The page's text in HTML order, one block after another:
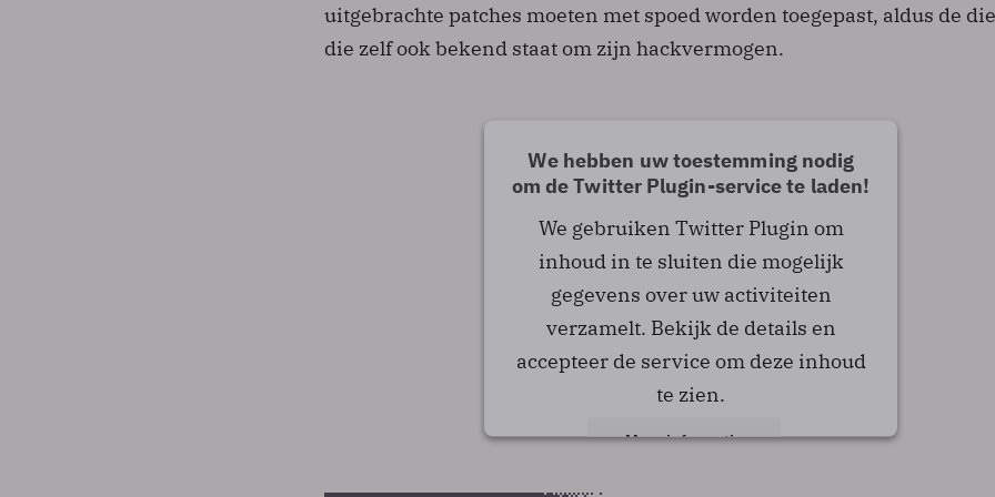
uitgebrachte patches moeten met spoed worden toegepast, aldus de
die zelf ook bekend staat om zijn hackvermogen.
We hebben uw toestemming nodig
om de Twitter Plugin-service te laden!
We gebruiken Twitter Plugin om
inhoud in te sluiten die mogelijk
gegevens over uw activiteiten
verzamelt. Bekijk de details en
accepteer de service om deze inhoud
te zien.
Meer informatie